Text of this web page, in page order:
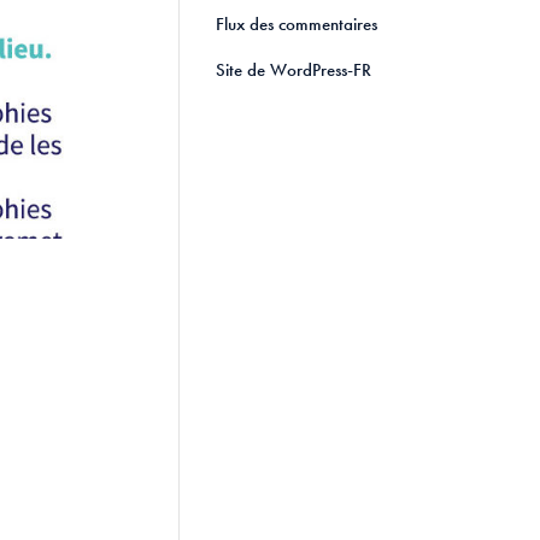
Flux des commentaires
Site de WordPress-FR